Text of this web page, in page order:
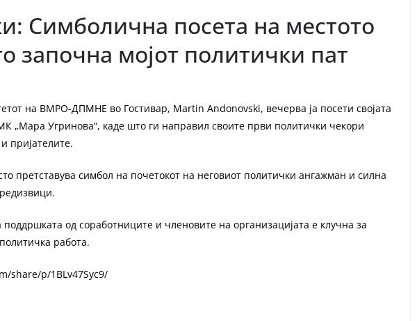
Симболична посета на местото
започна мојот политички пат
на ВМРО-ДПМНЕ во Гостивар, Martin Andonovski, вечерва ја посети својата
„Мара Угринова“, каде што ги направил своите први политички чекори
пријателите.
претставува симбол на почетокот на неговиот политички ангажман и силна
од соработниците и членовите на организацијата е клучна за
работа.
share/p/1BLv47Syc9/